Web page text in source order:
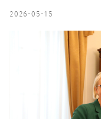
2026-05-15